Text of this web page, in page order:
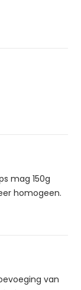
mag 150g
homogeen.
van